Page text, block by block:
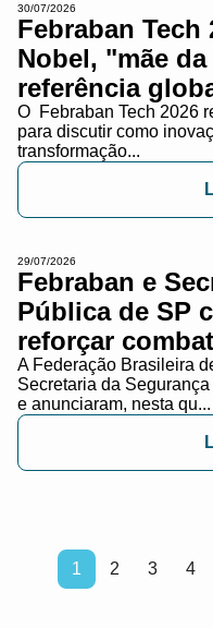
30/07/2026
Febraban Tech
Nobel, "mãe
referência
O Febraban Tech 2026
para discutir como
transformação...
29/07/2026
Febraban e
Pública de SP
reforçar
A Federação Brasileira
Secretaria da
e anunciaram, nesta qu...
1 2 3 4